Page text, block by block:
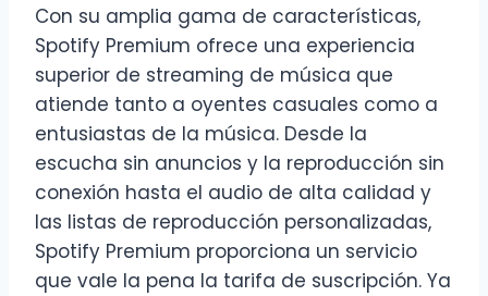
Con su amplia gama de características,
Spotify Premium ofrece una experiencia
superior de streaming de música que
atiende tanto a oyentes casuales como a
entusiastas de la música. Desde la
escucha sin anuncios y la reproducción sin
conexión hasta el audio de alta calidad y
las listas de reproducción personalizadas,
Spotify Premium proporciona un servicio
que vale la pena la tarifa de suscripción. Ya